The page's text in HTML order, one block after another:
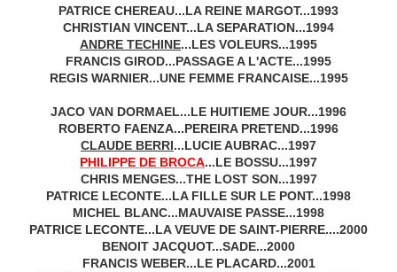
PATRICE CHEREAU...LA REINE MARGOT...1993
CHRISTIAN VINCENT...LA SEPARATION...1994
ANDRE TECHINE...LES VOLEURS...1995
FRANCIS GIROD...PASSAGE A L'ACTE...1995
REGIS WARNIER...UNE FEMME FRANCAISE...1995
JACO VAN DORMAEL...LE HUITIEME JOUR...1996
ROBERTO FAENZA...PEREIRA PRETEND...1996
CLAUDE BERRI...LUCIE AUBRAC...1997
PHILIPPE DE BROCA...LE BOSSU...1997
CHRIS MENGES...THE LOST SON...1997
PATRICE LECONTE...LA FILLE SUR LE PONT...1998
MICHEL BLANC...MAUVAISE PASSE...1998
PATRICE LECONTE...LA VEUVE DE SAINT-PIERRE....2000
BENOIT JACQUOT...SADE...2000
FRANCIS WEBER...LE PLACARD...2001